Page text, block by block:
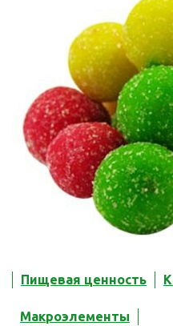
Пищевая ценность
Макроэлементы